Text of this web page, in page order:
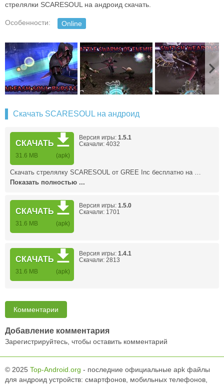
стрелялки SCARESOUL на андроид скачать.
Особенности: Online
Скачать SCARESOUL на андроид
СКАЧАТЬ
31.6 MB (apk)
Версия игры: 1.5.1
Скачали: 4032
Скачать стрелялку SCARESOUL от GREE Inc бесплатно на …
Показать полностью ...
СКАЧАТЬ
31.6 MB (apk)
Версия игры: 1.5.0
Скачали: 1701
СКАЧАТЬ
31.6 MB (apk)
Версия игры: 1.4.1
Скачали: 2813
Комментарии
Добавление комментария
Зарегистрируйтесь, чтобы оставить комментарий
© 2025 Top-Android.org - последние официальные apk файлы
для андроид устройств: смартфонов, мобильных телефонов,